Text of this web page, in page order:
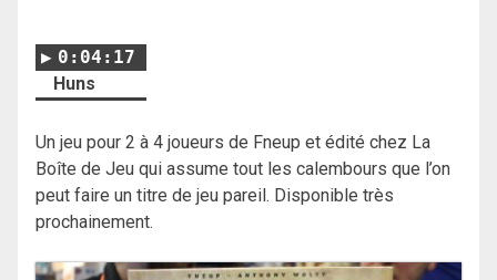
0:04:17
Huns
Un jeu pour 2 à 4 joueurs de Fneup et édité chez La
Boîte de Jeu qui assume tout les calembours que l’on
peut faire un titre de jeu pareil. Disponible très
prochainement.